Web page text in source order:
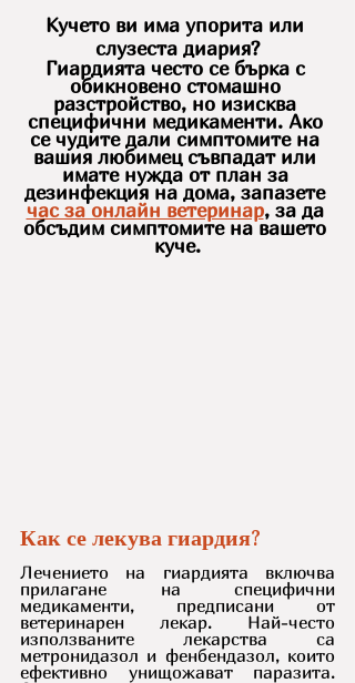
Кучето ви има упорита или
слузеста диария?
Гиардията често се бърка с
обикновено стомашно
разстройство, но изисква
специфични медикаменти. Ако
се чудите дали симптомите на
вашия любимец съвпадат или
имате нужда от план за
дезинфекция на дома, запазете
час за онлайн ветеринар, за да
обсъдим симптомите на вашето
куче.
Как се лекува гиардия?
Лечението на гиардията включва
прилагане на специфични
медикаменти, предписани от
ветеринарен лекар. Най-често
използваните лекарства са
метронидазол и фенбендазол, които
ефективно унищожават паразита.